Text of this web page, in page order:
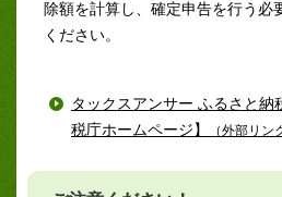
除額を計算し、確定申告を行う必
ください。
タックスアンサー ふるさと納
税庁ホームページ】
（外部リン